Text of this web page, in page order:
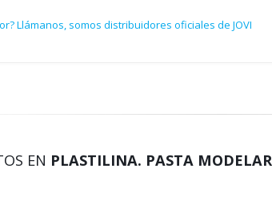
Llámanos, somos distribuidores oficiales de JOVI
EN PLASTILINA. PASTA